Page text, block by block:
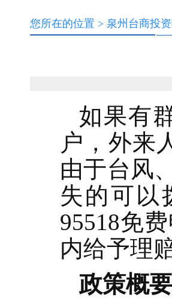
您所在的位置 > 泉州台商投
如果有
户，外来
由于台风
失的可以
95518免
内给予理赔
政策概要